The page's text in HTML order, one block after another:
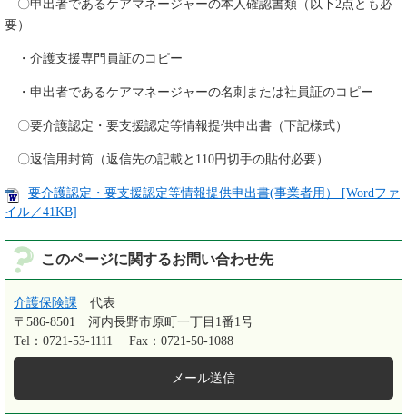
〇申出者であるケアマネージャーの本人確認書類（以下2点とも必
要）
・介護支援専門員証のコピー
・申出者であるケアマネージャーの名刺または社員証のコピー
〇要介護認定・要支援認定等情報提供申出書（下記様式）
〇返信用封筒（返信先の記載と110円切手の貼付必要）
要介護認定・要支援認定等情報提供申出書(事業者用） [Wordファ
イル／41KB]
このページに関するお問い合わせ先
介護保険課
代表
〒586-8501
河内長野市原町一丁目1番1号
Tel：0721-53-1111
Fax：0721-50-1088
メール送信